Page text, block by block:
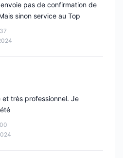
pas de confirmation de
sinon service au Top
et très professionnel. Je